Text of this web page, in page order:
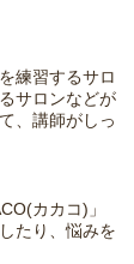
練習するサロ
サロンなどが
、講師がしっ
カカコ)」
たり、悩みを